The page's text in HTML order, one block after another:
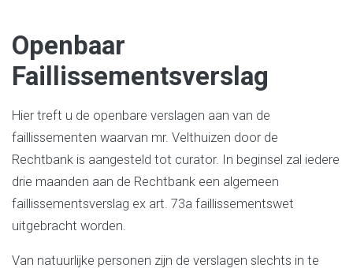
Openbaar
Faillissementsverslag
Hier treft u de openbare verslagen aan van de
faillissementen waarvan mr. Velthuizen door de
Rechtbank is aangesteld tot curator. In beginsel zal iedere
drie maanden aan de Rechtbank een algemeen
faillissementsverslag ex art. 73a faillissementswet
uitgebracht worden.
Van natuurlijke personen zijn de verslagen slechts in te